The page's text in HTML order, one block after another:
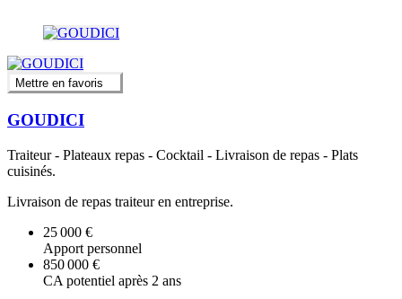
Mettre en favoris
GOUDICI
Traiteur - Plateaux repas - Cocktail - Livraison de repas - Plats
cuisinés.
Livraison de repas traiteur en entreprise.
25 000 €
Apport personnel
850 000 €
CA potentiel après 2 ans